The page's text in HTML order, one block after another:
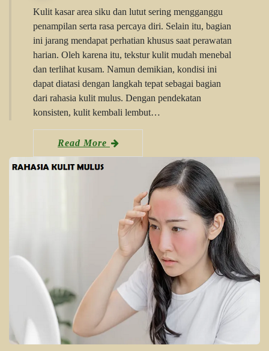
Kulit kasar area siku dan lutut sering mengganggu
penampilan serta rasa percaya diri. Selain itu, bagian
ini jarang mendapat perhatian khusus saat perawatan
harian. Oleh karena itu, tekstur kulit mudah menebal
dan terlihat kusam. Namun demikian, kondisi ini
dapat diatasi dengan langkah tepat sebagai bagian
dari rahasia kulit mulus. Dengan pendekatan
konsisten, kulit kembali lembut…
Read More